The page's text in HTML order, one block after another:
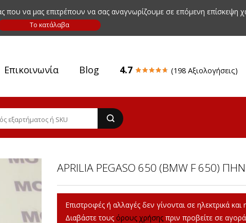
να μας επιτρέπουν να σας αναγνωρίζουμε σε επόμενη επίσκεψη
Επικοινωνία Blog 4.7 (198 Αξιολογήσεις)
APRILIA PEGASO 650 (BMW F 650)
Επιστροφές ή αλλαγές δεν γίνονται σε ηλεκτρικά και
Διαβάστε τους όρους χρήσης πριν προβείτε σε